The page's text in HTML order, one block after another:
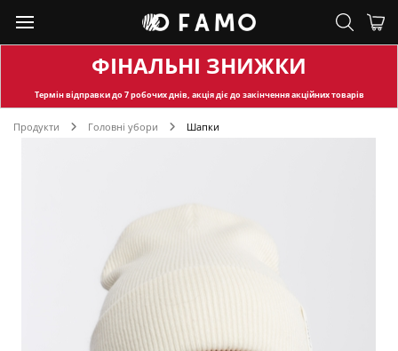
ФІНАЛЬНІ ЗНИЖКИ
Термін відправкидо 7 робочих днів, акція діє до закінчення акційних товарів
Продукти Головні убори Шапки